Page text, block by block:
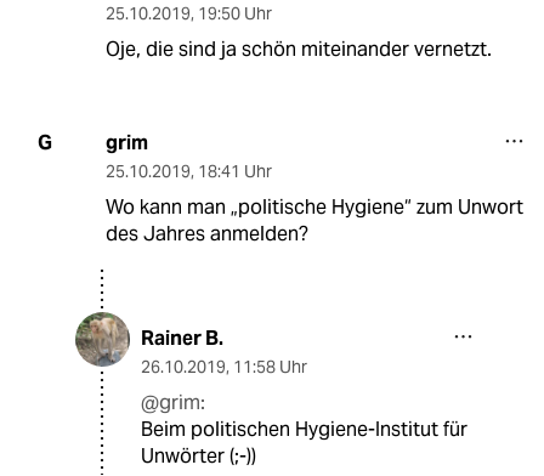
25.10.2019, 19:50 Uhr
Oje, die sind ja schön miteinander vernetzt.
G grim
25.10.2019, 18:41 Uhr
Wo kann man „politische Hygiene“ zum Unwort
des Jahres anmelden?
Rainer B.
26.10.2019, 11:58 Uhr
@grim:
Beim politischen Hygiene-Institut für
Unwörter (;-))